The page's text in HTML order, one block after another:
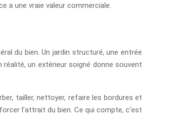
a une vraie valeur commerciale.
du bien. Un jardin structuré, une entrée
un extérieur soigné donne souvent
tailler, nettoyer, refaire les bordures et
l’attrait du bien. Ce qui compte, c’est